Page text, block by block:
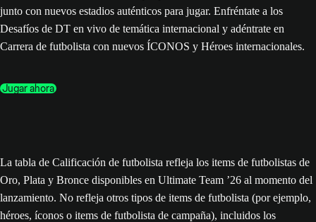
junto con nuevos estadios auténticos para jugar. Enfréntate a los
Desafíos de DT en vivo de temática internacional y adéntrate en
Carrera de futbolista con nuevos ÍCONOS y Héroes internacionales.
Jugar ahora
La tabla de Calificación de futbolista refleja los items de futbolistas de
Oro, Plata y Bronce disponibles en Ultimate Team ’26 al momento del
lanzamiento. No refleja otros tipos de items de futbolista (por ejemplo,
héroes, íconos o items de futbolista de campaña), incluidos los